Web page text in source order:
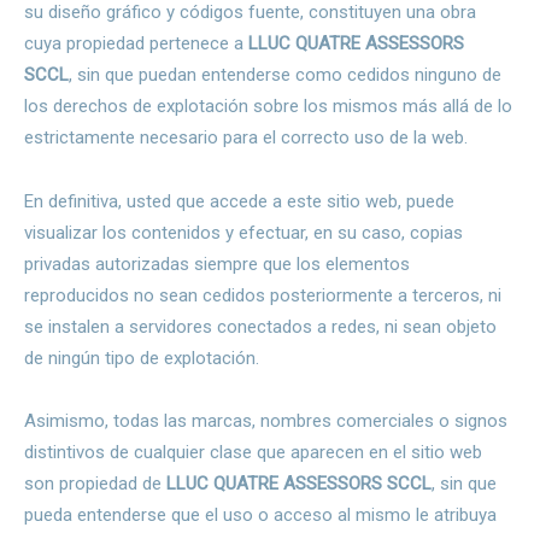
su diseño gráfico y códigos fuente, constituyen una obra
cuya propiedad pertenece a LLUC QUATRE ASSESSORS
SCCL, sin que puedan entenderse como cedidos ninguno de
los derechos de explotación sobre los mismos más allá de lo
estrictamente necesario para el correcto uso de la web.
En definitiva, usted que accede a este sitio web, puede
visualizar los contenidos y efectuar, en su caso, copias
privadas autorizadas siempre que los elementos
reproducidos no sean cedidos posteriormente a terceros, ni
se instalen a servidores conectados a redes, ni sean objeto
de ningún tipo de explotación.
Asimismo, todas las marcas, nombres comerciales o signos
distintivos de cualquier clase que aparecen en el sitio web
son propiedad de LLUC QUATRE ASSESSORS SCCL, sin que
pueda entenderse que el uso o acceso al mismo le atribuya